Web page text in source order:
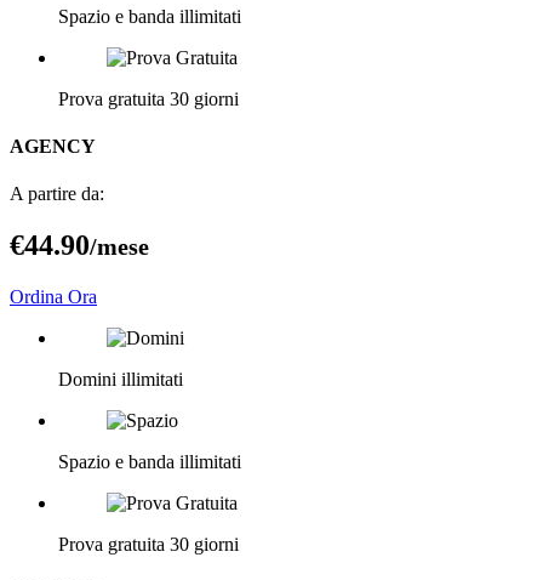
Spazio e banda illimitati
Prova gratuita 30 giorni
AGENCY
A partire da:
€44.90/mese
Ordina Ora
Domini illimitati
Spazio e banda illimitati
Prova gratuita 30 giorni